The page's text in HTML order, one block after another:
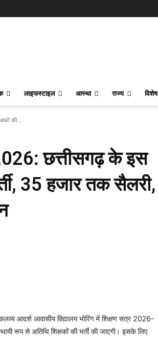
लाइफस्टाइल आस्था राज्य विशेष
की...
छत्तीसगढ़ के इस
35 हजार तक सैलरी,
आदर्श आवासीय विद्यालय भोरिंग में शिक्षण सत्र 2026-
रूप से अतिथि शिक्षकों की भर्ती की जाएगी। इसके लिए